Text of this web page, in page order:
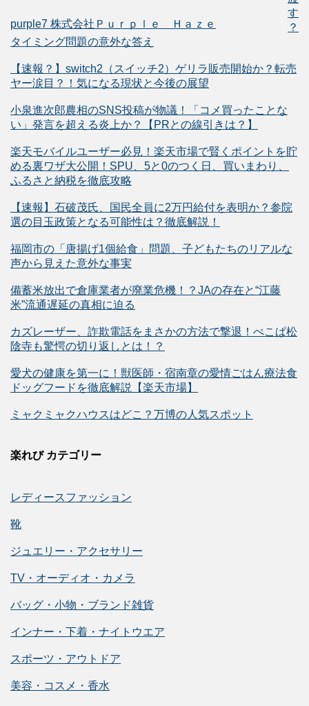
purple7 株式会社Ｐｕｒｐｌｅ Ｈａｚｅ
す
？
タイミング問題の意外な答え
【速報？】switch2（スイッチ2）ゲリラ販売開始か？転売
ヤー涙目？！気になる現状と今後の展望
小泉進次郎農相のSNS投稿が物議！「コメ買ったことな
い」発言を超える炎上か？【PRとの線引きは？】
楽天モバイルユーザー必見！楽天市場で賢くポイントを貯
める裏ワザ大公開！SPU、5と0のつく日、買いまわり、
ふるさと納税を徹底攻略
【速報】石破茂氏、国民全員に2万円給付を表明か？参院
選の目玉政策となる可能性は？徹底解説！
福岡市の「唐揚げ1個給食」問題、子どもたちのリアルな
声から見えた意外な事実
備蓄米放出で倉庫業者が廃業危機！？JAの存在と“江藤
米”流通遅延の真相に迫る
カズレーザー、詐欺電話をまさかの方法で撃退！ぺこぱ松
陰寺も驚愕の切り返しとは！？
愛犬の健康を第一に！獣医師・宿南章の愛情ごはん療法食
ドッグフードを徹底解説【楽天市場】
ミャクミャクハウスはどこ？万博の人気スポット
楽れび カテゴリー
レディースファッション
靴
ジュエリー・アクセサリー
TV・オーディオ・カメラ
バッグ・小物・ブランド雑貨
インナー・下着・ナイトウエア
スポーツ・アウトドア
美容・コスメ・香水